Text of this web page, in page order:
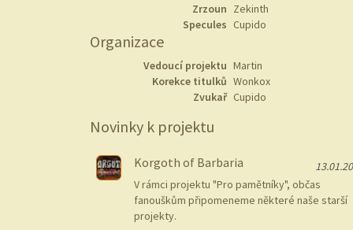
Zrzoun Zekinth
Specules Cupido
Organizace
Vedoucí projektu Martin
Korekce titulků Wonkox
Zvukař Cupido
Novinky k projektu
Korgoth of Barbaria
V rámci projektu "Pro pamětníky", občas
fanouškům připomeneme některé naše starší
projekty.